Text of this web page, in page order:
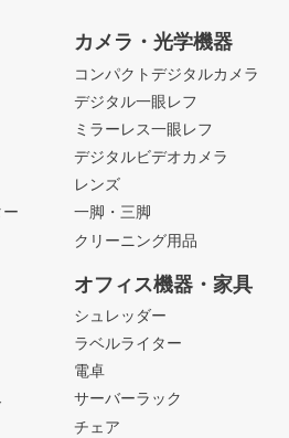
カメラ・光学機器
コンパクトデジタルカメラ
デジタル一眼レフ
ミラーレス一眼レフ
デジタルビデオカメラ
レンズ
一脚・三脚
クリーニング用品
オフィス機器・家具
シュレッダー
ラベルライター
電卓
サーバーラック
チェア